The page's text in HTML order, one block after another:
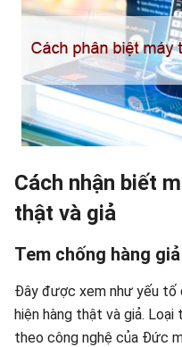
Cách nhận biết
thật và giả
Tem chống hàng giả
Đây được xem như yếu tố
hiện hàng thật và giả. Loại
theo công nghệ của Đức